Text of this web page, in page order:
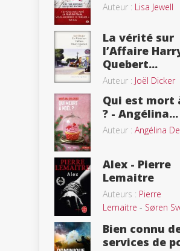
Auteur : Lisa Jewell
La vérité sur
l’Affaire
Quebert...
Auteur : Joël Dicker
Qui est mort
? - Angélina...
Auteur : Angélina
Alex - Pierre
Lemaitre
Auteurs : Pierre
Lemaitre - Søren
Bien connu
services de